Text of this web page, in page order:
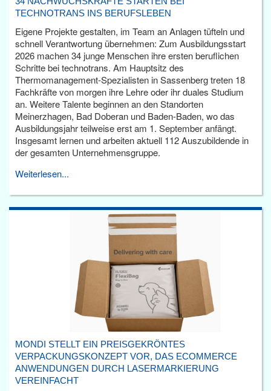
TECHNOTRANS INS BERUFSLEBEN
Eigene Projekte gestalten, im Team an Anlagen tüfteln und
schnell Verantwortung übernehmen: Zum Ausbildungsstart
2026 machen 34 junge Menschen ihre ersten beruflichen
Schritte bei technotrans. Am Hauptsitz des
Thermomanagement-Spezialisten in Sassenberg treten 18
Fachkräfte von morgen ihre Lehre oder ihr duales Studium
an. Weitere Talente beginnen an den Standorten
Meinerzhagen, Bad Doberan und Baden-Baden, wo das
Ausbildungsjahr teilweise erst am 1. September anfängt.
Insgesamt lernen und arbeiten aktuell 112 Auszubildende in
der gesamten Unternehmensgruppe.
Weiterlesen...
MONDI STELLT EIN PREISGEKRÖNTES
VERPACKUNGSKONZEPT VOR, DAS ECOMMERCE
ANWENDUNGEN DURCH LASERMARKIERUNG
VEREINFACHT